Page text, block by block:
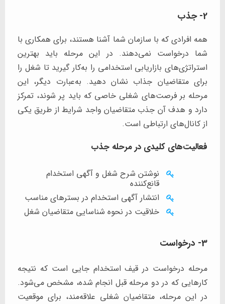
2- جذب
همه افرادی که با سازمان شما آشنا هستند، برای همکاری با
شما درخواست نمی‌دهند. در این مرحله باید بهترین
استراتژی‌های بازاریابی استخدامی را به‌کار گیرید تا شغل را
برای متقاضیان جذاب نشان دهید. به‌عبارت دیگر، این
مرحله بر فرصت‌های شغلی خاصی که باید پر شوند، تمرکز
دارد و هدف آن جذب متقاضیان واجد شرایط از طریق یکی
از کانال‌های ارتباطی است.
فعالیت‌های کلیدی در مرحله جذب
نوشتن شرح شغل و آگهی استخدام
قانع‌کننده
انتشار آگهی‌ استخدام در بسترهای مناسب
خلاقیت در نحوه شناسایی متقاضیان شغل
3- درخواست
مرحله درخواست در قیف استخدام جایی است که نتیجه
کارهایی که در دو مرحله قبل انجام شده، مشخص می‌شود.
در این مرحله، متقاضیان شغلی علاقه‌مند، برای موقعیت